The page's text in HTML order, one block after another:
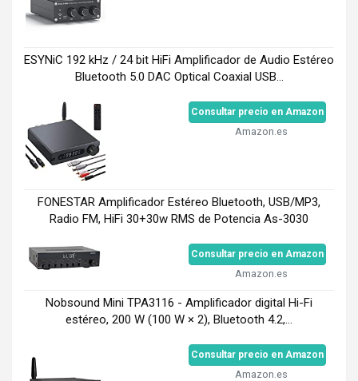
ESYNiC 192 kHz / 24 bit HiFi Amplificador de Audio Estéreo
Bluetooth 5.0 DAC Optical Coaxial USB...
Consultar precio en Amazon
Amazon.es
FONESTAR Amplificador Estéreo Bluetooth, USB/MP3,
Radio FM, HiFi 30+30w RMS de Potencia As-3030
Consultar precio en Amazon
Amazon.es
Nobsound Mini TPA3116 - Amplificador digital Hi-Fi
estéreo, 200 W (100 W × 2), Bluetooth 4.2,...
Consultar precio en Amazon
Amazon.es